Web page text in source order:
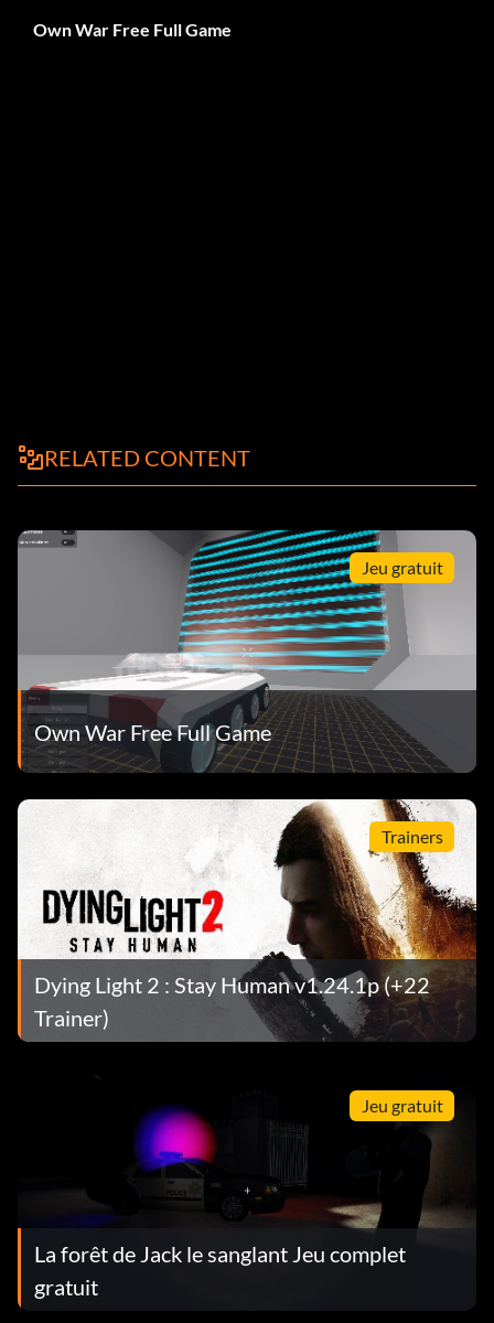
Own War Free Full Game
RELATED CONTENT
Jeu gratuit
Own War Free Full Game
Trainers
Dying Light 2 : Stay Human v1.24.1p (+22
Trainer)
Jeu gratuit
La forêt de Jack le sanglant Jeu complet
gratuit